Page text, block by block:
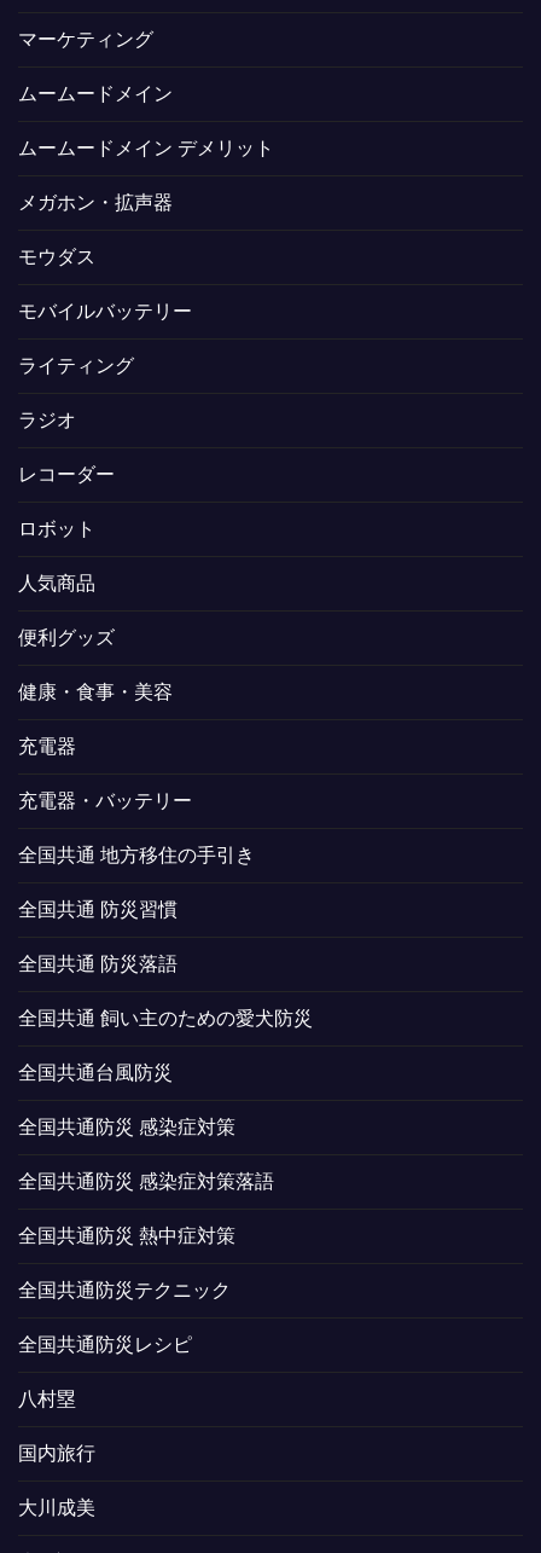
マーケティング
ムームードメイン
ムームードメイン デメリット
メガホン・拡声器
モウダス
モバイルバッテリー
ライティング
ラジオ
レコーダー
ロボット
人気商品
便利グッズ
健康・食事・美容
充電器
充電器・バッテリー
全国共通 地方移住の手引き
全国共通 防災習慣
全国共通 防災落語
全国共通 飼い主のための愛犬防災
全国共通台風防災
全国共通防災 感染症対策
全国共通防災 感染症対策落語
全国共通防災 熱中症対策
全国共通防災テクニック
全国共通防災レシピ
八村塁
国内旅行
大川成美